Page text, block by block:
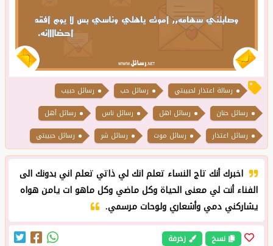
رسالة اعتذار لحبيبتي رسائل حب
رسائل حبيب
رسائل حنان
رسائل اهل رسائل ناس
رسائل أهل
رسائل اعتذار
رسائل موت رسائل شر رسائل حبيبتي
اخبرك أنك تاج النساء تعلم انك لي ذاتي تعلم اني بدونك الى
الفناء أنت لي معنى الحياة وكل ماضي وكل ماهو ات يامن هواه
يشاركني دمي وأشعاري ولوحات مرسمي.
نسخ زخرفة